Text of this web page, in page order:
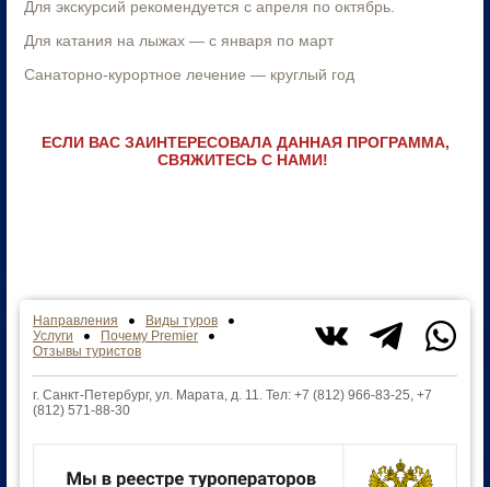
Для экскурсий рекомендуется с апреля по октябрь.
Для катания на лыжах — с января по март
Санаторно-курортное лечение — круглый год
ЕСЛИ ВАС ЗАИНТЕРЕСОВАЛА ДАННАЯ ПРОГРАММА,
СВЯЖИТЕСЬ С НАМИ!
Направления
Виды туров
Услуги
Почему Premier
Отзывы туристов
г. Санкт-Петербург, ул. Марата, д. 11. Тел: +7 (812) 966-83-25, +7
(812) 571-88-30